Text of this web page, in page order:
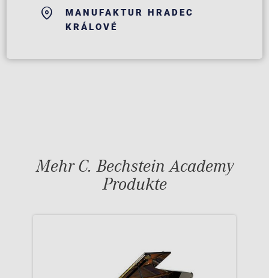
MANUFAKTUR HRADEC
KRÁLOVÉ
Mehr C. Bechstein Academy
Produkte